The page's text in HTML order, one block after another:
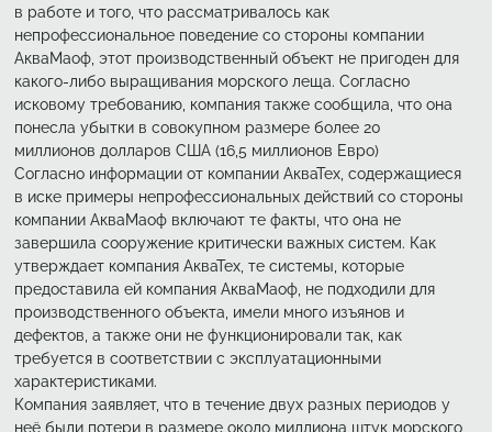
в работе и того, что рассматривалось как
непрофессиональное поведение со стороны компании
АкваМаоф, этот производственный объект не пригоден для
какого-либо выращивания морского леща. Согласно
исковому требованию, компания также сообщила, что она
понесла убытки в совокупном размере более 20
миллионов долларов США (16,5 миллионов Евро)
Согласно информации от компании АкваТех, содержащиеся
в иске примеры непрофессиональных действий со стороны
компании АкваМаоф включают те факты, что она не
завершила сооружение критически важных систем. Как
утверждает компания АкваТех, те системы, которые
предоставила ей компания АкваМаоф, не подходили для
производственного объекта, имели много изъянов и
дефектов, а также они не функционировали так, как
требуется в соответствии с эксплуатационными
характеристиками.
Компания заявляет, что в течение двух разных периодов у
неё были потери в размере около миллиона штук морского